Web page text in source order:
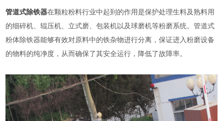
管道式除铁器在颗粒粉料行业中起到的作用是保护处理生料及熟料用
的细碎机、辊压机、立式磨、包装机以及球磨机等粉磨系统。管道式
粉体除铁器能够有效对原料中的铁杂物进行分离，保证进入粉磨设备
的物料的纯净度，从而确保了其安全运行，降低了故障率。